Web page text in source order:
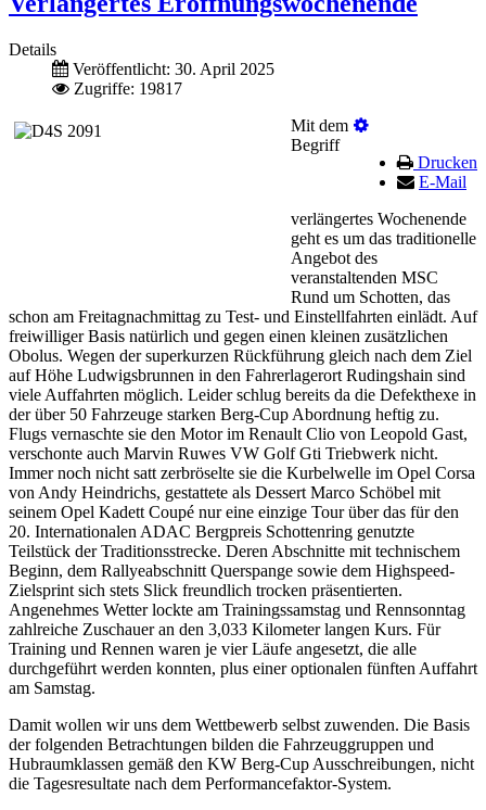
Details
Veröffentlicht: 30. April 2025
Zugriffe: 19817
Drucken
E-Mail
Mit dem
Begriff
verlängertes Wochenende
geht es um das traditionelle
Angebot des
veranstaltenden MSC
Rund um Schotten, das
schon am Freitagnachmittag zu Test- und Einstellfahrten einlädt. Auf
freiwilliger Basis natürlich und gegen einen kleinen zusätzlichen
Obolus. Wegen der superkurzen Rückführung gleich nach dem Ziel
auf Höhe Ludwigsbrunnen in den Fahrerlagerort Rudingshain sind
viele Auffahrten möglich. Leider schlug bereits da die Defekthexe in
der über 50 Fahrzeuge starken Berg-Cup Abordnung heftig zu.
Flugs vernaschte sie den Motor im Renault Clio von Leopold Gast,
verschonte auch Marvin Ruwes VW Golf Gti Triebwerk nicht.
Immer noch nicht satt zerbröselte sie die Kurbelwelle im Opel Corsa
von Andy Heindrichs, gestattete als Dessert Marco Schöbel mit
seinem Opel Kadett Coupé nur eine einzige Tour über das für den
20. Internationalen ADAC Bergpreis Schottenring genutzte
Teilstück der Traditionsstrecke. Deren Abschnitte mit technischem
Beginn, dem Rallyeabschnitt Querspange sowie dem Highspeed-
Zielsprint sich stets Slick freundlich trocken präsentierten.
Angenehmes Wetter lockte am Trainingssamstag und Rennsonntag
zahlreiche Zuschauer an den 3,033 Kilometer langen Kurs. Für
Training und Rennen waren je vier Läufe angesetzt, die alle
durchgeführt werden konnten, plus einer optionalen fünften Auffahrt
am Samstag.
Damit wollen wir uns dem Wettbewerb selbst zuwenden. Die Basis
der folgenden Betrachtungen bilden die Fahrzeuggruppen und
Hubraumklassen gemäß den KW Berg-Cup Ausschreibungen, nicht
die Tagesresultate nach dem Performancefaktor-System.